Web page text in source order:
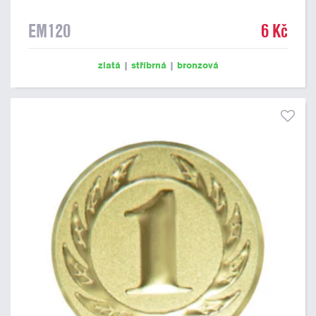
EM120 6 Kč
zlatá | stříbrná | bronzová